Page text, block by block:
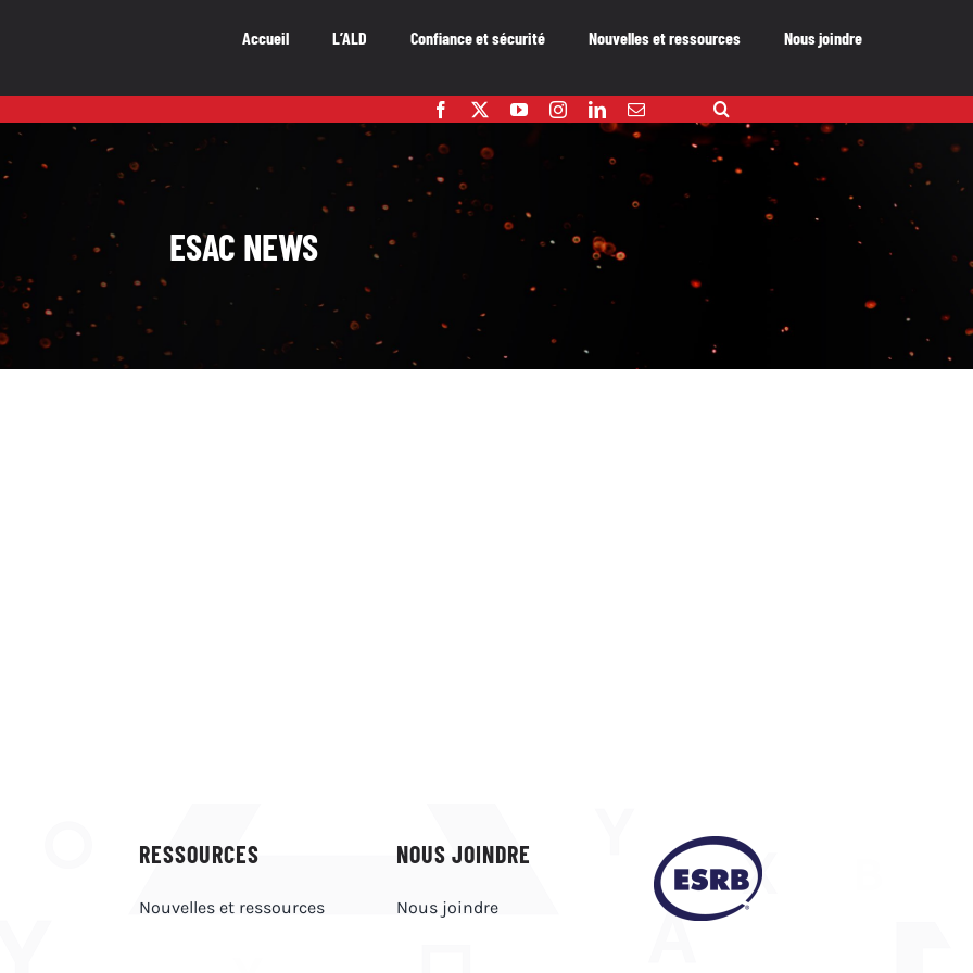
Accueil L’ALD Confiance et sécurité Nouvelles et ressources Nous joindre
ESAC NEWS
RESSOURCES
Nouvelles et ressources
NOUS JOINDRE
Nous joindre